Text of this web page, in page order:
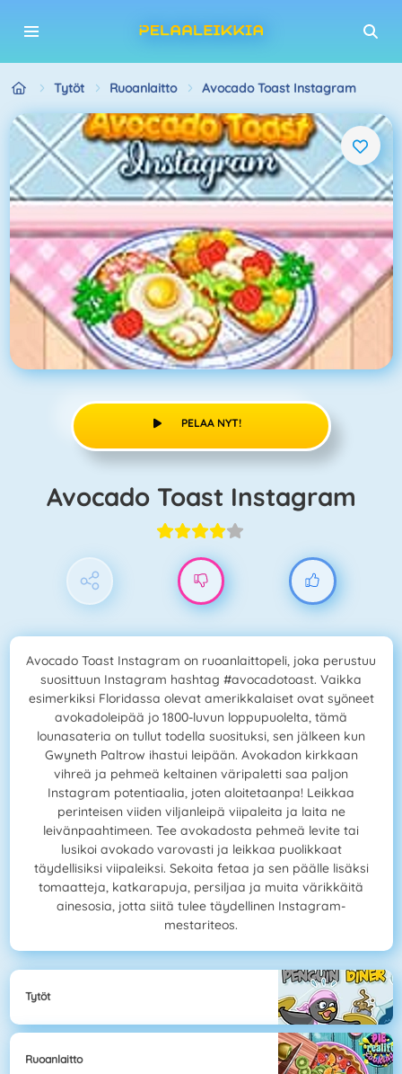
Tytöt Ruoanlaitto Avocado Toast Instagram
PELAA NYT!
Avocado Toast Instagram
Avocado Toast Instagram on ruoanlaittopeli, joka perustuu
suosittuun Instagram hashtag #avocadotoast. Vaikka
esimerkiksi Floridassa olevat amerikkalaiset ovat syöneet
avokadoleipää jo 1800-luvun loppupuolelta, tämä
lounasateria on tullut todella suosituksi, sen jälkeen kun
Gwyneth Paltrow ihastui leipään. Avokadon kirkkaan
vihreä ja pehmeä keltainen väripaletti saa paljon
Instagram potentiaalia, joten aloitetaanpa! Leikkaa
perinteisen viiden viljanleipä viipaleita ja laita ne
leivänpaahtimeen. Tee avokadosta pehmeä levite tai
lusikoi avokado varovasti ja leikkaa puolikkaat
täydellisiksi viipaleiksi. Sekoita fetaa ja sen päälle lisäksi
tomaatteja, katkarapuja, persiljaa ja muita värikkäitä
ainesosia, jotta siitä tulee täydellinen Instagram-
mestariteos.
Tytöt
Ruoanlaitto